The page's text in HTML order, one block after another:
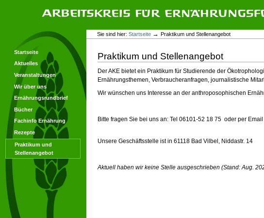
Benutzerspezifische
Werkzeuge
Startseite
Aktuelles
Veranstaltungen
Wir über uns
Ernährungsrundbrief
Bücher
Fachinfo Ernährung
Rezepte
Praktikum und
Stellenangebot
Sie sind hier: Startseite →Praktikum und Stellenangebot
Praktikum und Stellenangebot
Der AKE bietet ein Praktikum für Studierende der
Ernährungsthemen, Verbraucheranfragen, journalistische
Wir wünschen uns Interesse an der anthroposophischen
Bitte fragen Sie bei uns an: Tel 06101-52 18 75 oder per
Unsere Geschäftsstelle ist in 61118 Bad Vilbel, Niddastr. 14
Aktuell haben wir keine Stelle ausgeschrieben (Stand: Aug.